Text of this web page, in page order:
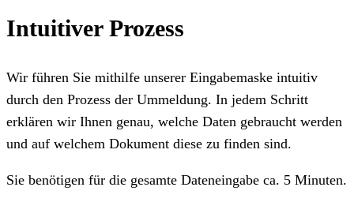
Intuitiver Prozess
Wir führen Sie mithilfe unserer Eingabemaske intuitiv
durch den Prozess der Ummeldung. In jedem Schritt
erklären wir Ihnen genau, welche Daten gebraucht werden
und auf welchem Dokument diese zu finden sind.
Sie benötigen für die gesamte Dateneingabe ca. 5 Minuten.